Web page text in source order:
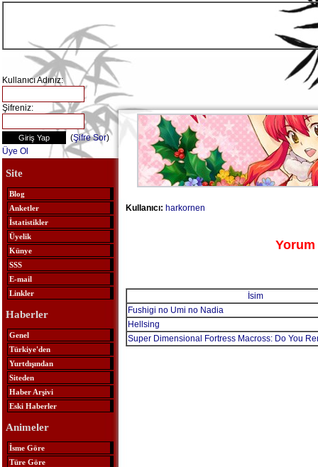
Kullanıcı Adınız:
Şifreniz:
(Şifre Sor)
Üye Ol
Site
Blog
Anketler
İstatistikler
Üyelik
Künye
SSS
E-mail
Linkler
Haberler
Genel
Türkiye'den
Yurtdışından
Siteden
Haber Arşivi
Eski Haberler
Animeler
İsme Göre
Türe Göre
Kullanıcı: harkornen
Yorum
İsim
Fushigi no Umi no Nadia
Hellsing
Super Dimensional Fortress Macross: Do You